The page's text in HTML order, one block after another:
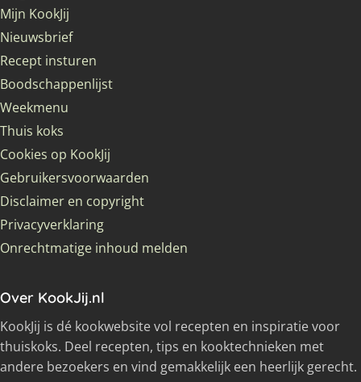
Mijn KookJij
Nieuwsbrief
Recept insturen
Boodschappenlijst
Weekmenu
Thuis koks
Cookies op KookJij
Gebruikersvoorwaarden
Disclaimer en copyright
Privacyverklaring
Onrechtmatige inhoud melden
Over KookJij.nl
KookJij is dé kookwebsite vol recepten en inspiratie voor
thuiskoks. Deel recepten, tips en kooktechnieken met
andere bezoekers en vind gemakkelijk een heerlijk gerecht.